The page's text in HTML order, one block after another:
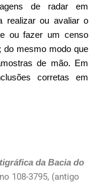
de radar em
realizar ou avaliar o
ou fazer um censo
do mesmo modo que
de mão. Em
corretas em
da Bacia do
108-3795, (antigo